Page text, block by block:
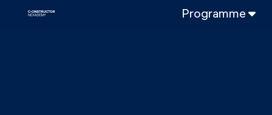
Programme